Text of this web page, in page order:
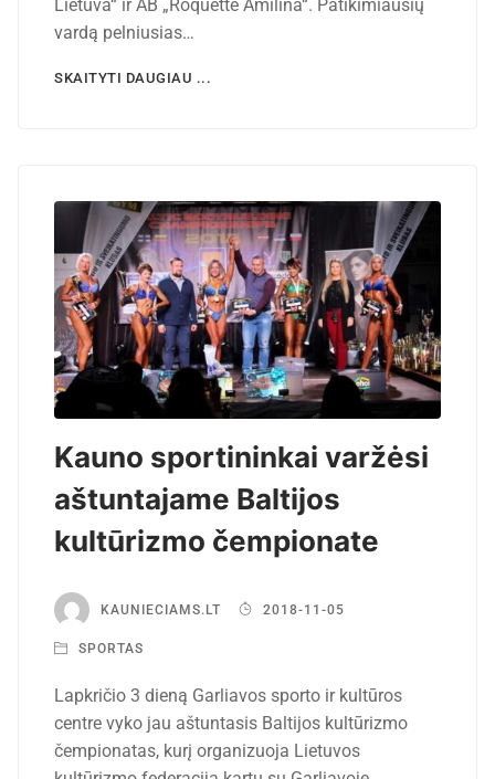
Lietuva“ ir AB „Roquette Amilina“. Patikimiausių
vardą pelniusias…
SKAITYTI DAUGIAU ...
Kauno sportininkai varžėsi
aštuntajame Baltijos
kultūrizmo čempionate
KAUNIECIAMS.LT 2018-11-05
SPORTAS
Lapkričio 3 dieną Garliavos sporto ir kultūros
centre vyko jau aštuntasis Baltijos kultūrizmo
čempionatas, kurį organizuoja Lietuvos